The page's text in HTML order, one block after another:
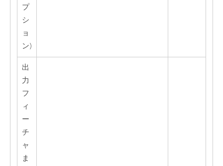
プ
シ
ョ
ン)
出
力
フ
ィ
ー
チ
ャ
ま